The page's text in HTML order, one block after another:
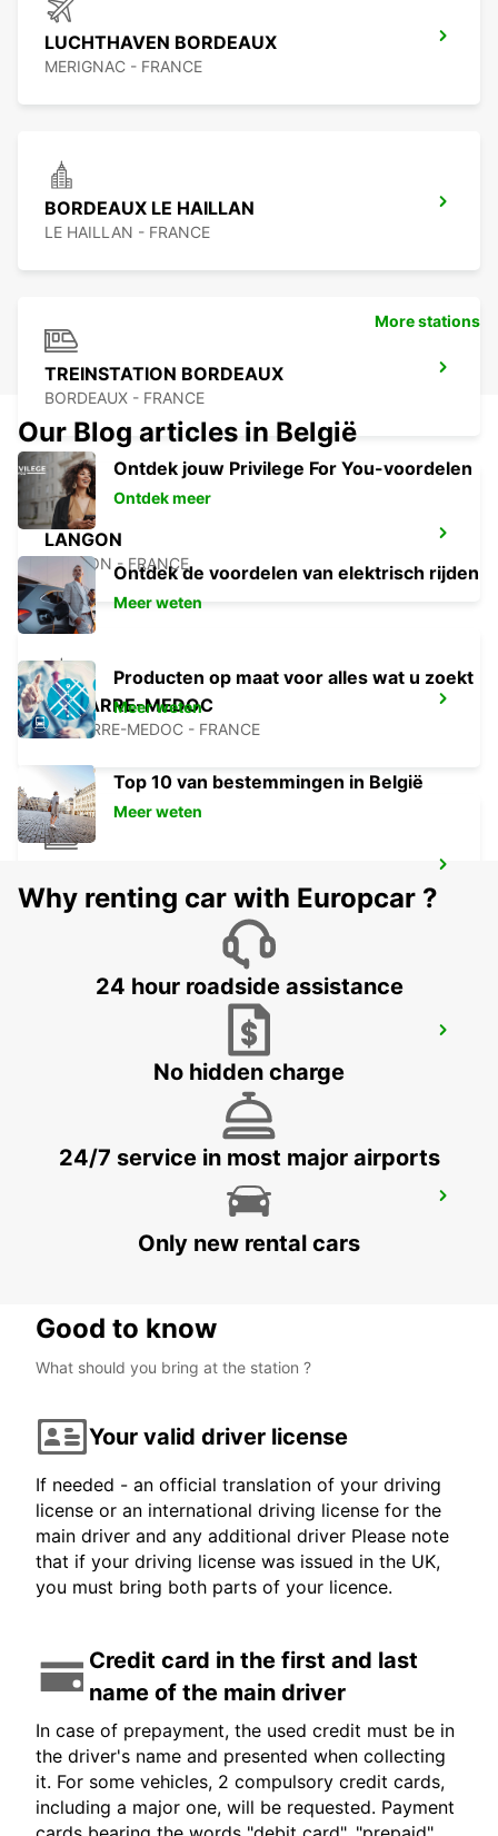
LUCHTHAVEN BORDEAUX
MERIGNAC - FRANCE
BORDEAUX LE HAILLAN
LE HAILLAN - FRANCE
TREINSTATION BORDEAUX
BORDEAUX - FRANCE
LANGON
LANGON - FRANCE
LESPARRE-MEDOC
LESPARRE-MEDOC - FRANCE
LIBOURNE - FRANCE
MONT DE MARSAN - FRANCE
More stations
Our Blog articles in België
Ontdek jouw Privilege For You-voordelen
Ontdek meer
Ontdek de voordelen van elektrisch rijden
Meer weten
Producten op maat voor alles wat u zoekt
Meer weten
Top 10 van bestemmingen in België
Meer weten
Why renting car with Europcar ?
24 hour roadside assistance
No hidden charge
24/7 service in most major airports
Only new rental cars
Good to know
What should you bring at the station ?
Your valid driver license
If needed - an official translation of your driving
license or an international driving license for the
main driver and any additional driver Please note
that if your driving license was issued in the UK,
you must bring both parts of your licence.
Credit card in the first and last
name of the main driver
In case of prepayment, the used credit must be in
the driver's name and presented when collecting
it. For some vehicles, 2 compulsory credit cards,
including a major one, will be requested. Payment